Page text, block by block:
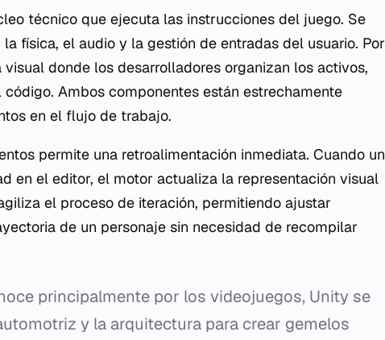
técnico que ejecuta las instrucciones del juego. Se
física, el audio y la gestión de entradas del usuario. Por
donde los desarrolladores organizan los activos,
Ambos componentes están estrechamente
en el flujo de trabajo.
permite una retroalimentación inmediata. Cuando un
en el editor, el motor actualiza la representación visual
el proceso de iteración, permitiendo ajustar
de un personaje sin necesidad de recompilar
principalmente por los videojuegos, Unity se
y la arquitectura para crear gemelos